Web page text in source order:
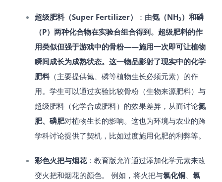
超级肥料（Super Fertilizer） ：由氨（NH₃）和磷
（P）两种化合物在实验台组合得到​。超级肥料的作
用类似但强于游戏中的骨粉——施用一次即可让植物
瞬间成长为成熟状态​。这一物品影射了现实中的化学
肥料（主要提供氮、磷等植物生长必须元素）的作
用。学生可以通过实验比较骨粉（生物来源肥料）与
超级肥料（化学合成肥料）的效果差异，从而讨论氮
肥、磷肥对植物生长的影响。这也为环境与农业的跨
学科讨论提供了契机，比如过度施用化肥的利弊等。
彩色火把与烟花：教育版允许通过添加化学元素来改
变火把和烟花的颜色。 例如，将火把与氯化铜、 氯